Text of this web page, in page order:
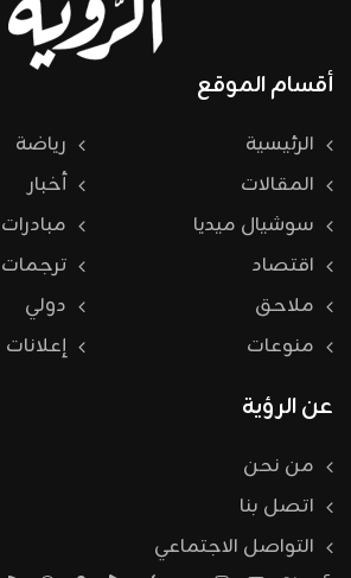
أقسام الموقع
الرئيسية
رياضة
المقالات
أخبار
سوشيال ميديا
اقتصاد
ترجمات
ملاحق
دولي
منوعات
عن الرؤية
من نحن
اتصل بنا
التواصل الاجتماعي